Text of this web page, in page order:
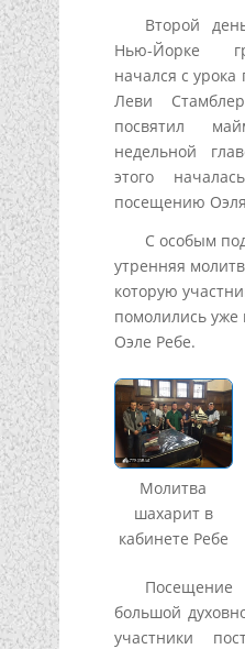
Второй
Нью-Йорке
начался с урока
Леви
посвятил
недельной
этого
посещению
С особым
утренняя
которую
помолились уже
Оэле Ребе.
Молитва
шахарит в
кабинете Ребе
большой
участники